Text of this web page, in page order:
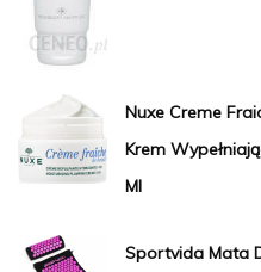
Nuxe Creme
Krem
Ml
Sportvida Mata